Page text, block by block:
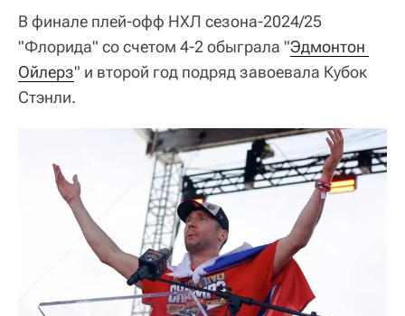
В финале плей-офф НХЛ сезона-2024/25
"Флорида" со счетом 4-2 обыграла "Эдмонтон
Ойлерз" и второй год подряд завоевала Кубок
Стэнли.